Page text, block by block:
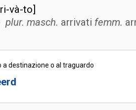
và-to]
plur. masch. arrivati femm.
a destinazione o al traguardo